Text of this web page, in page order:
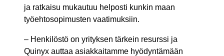
ja ratkaisu mukautuu helposti kunkin maan
työehtosopimusten vaatimuksiin.
– Henkilöstö on yrityksen tärkein resurssi ja
Quinyx auttaa asiakkaitamme hyödyntämään